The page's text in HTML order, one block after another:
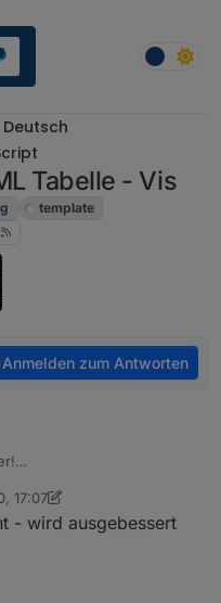
Deutsch
Tabelle - Vis
template
Anmelden zum Antworten
aber vielleicht
mit :
17:07
- wird ausgebessert